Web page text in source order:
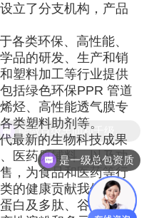
立了分支机构，产品
各类环保、高性能、
品的研发、生产和销
塑料加工等行业提供
括绿色环保PPR 管道
烃、高性能透气膜专
类塑料助剂等。
最新的生物科技成果
医药原辅料、以及功
，为食品和医药等行
的健康贡献我们努力
白及多肽、谷物/果汁
是一级总包资质